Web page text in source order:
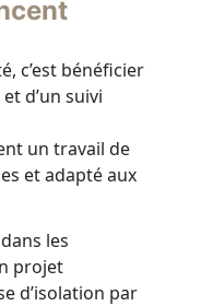
c’est bénéficier
d’un suivi
un travail de
et adapté aux
les
projet
d’isolation par